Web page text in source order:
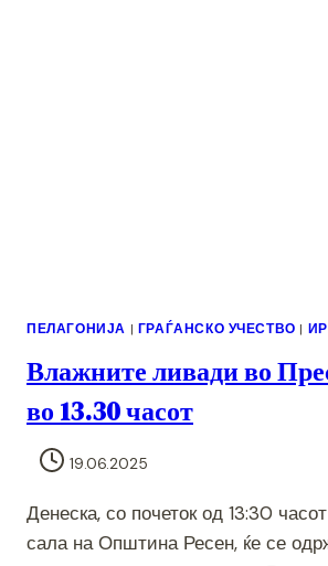
ПЕЛАГОНИЈА | ГРАЃАНСКО УЧЕСТВО |
Влажните ливади во
во 13.30 часот
19.06.2025
Денеска, со почеток од 13:30
сала на Општина Ресен, ќе се